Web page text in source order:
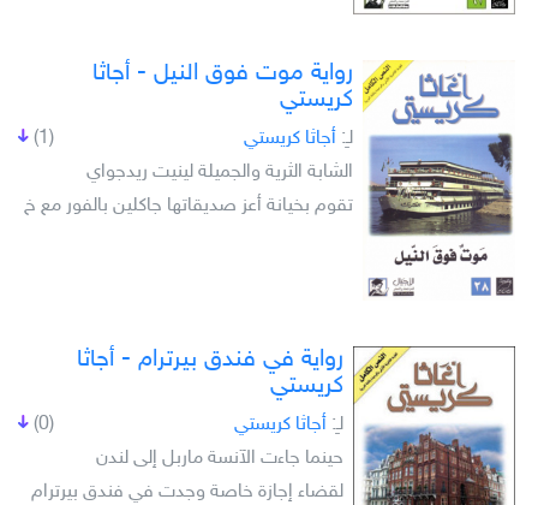
رواية موت فوق النيل - أجاثا
كريستي
(1) لـِ: أجاثا كريستي
الشابة الثرية والجميلة لينيت ريدجواي
تقوم بخيانة أعز صديقاتها جاكلين بالفور مع خ
رواية في فندق بيرترام - أجاثا
كريستي
(0) لـِ:أجاثا كريستي
حينما جاءت الآنسة ماربل إلى لندن
لقضاء إجازة خاصة وجدت في فندق بيرترام